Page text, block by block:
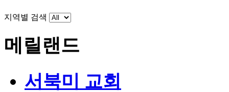
지역별 검색
메릴랜드
서북미 교회